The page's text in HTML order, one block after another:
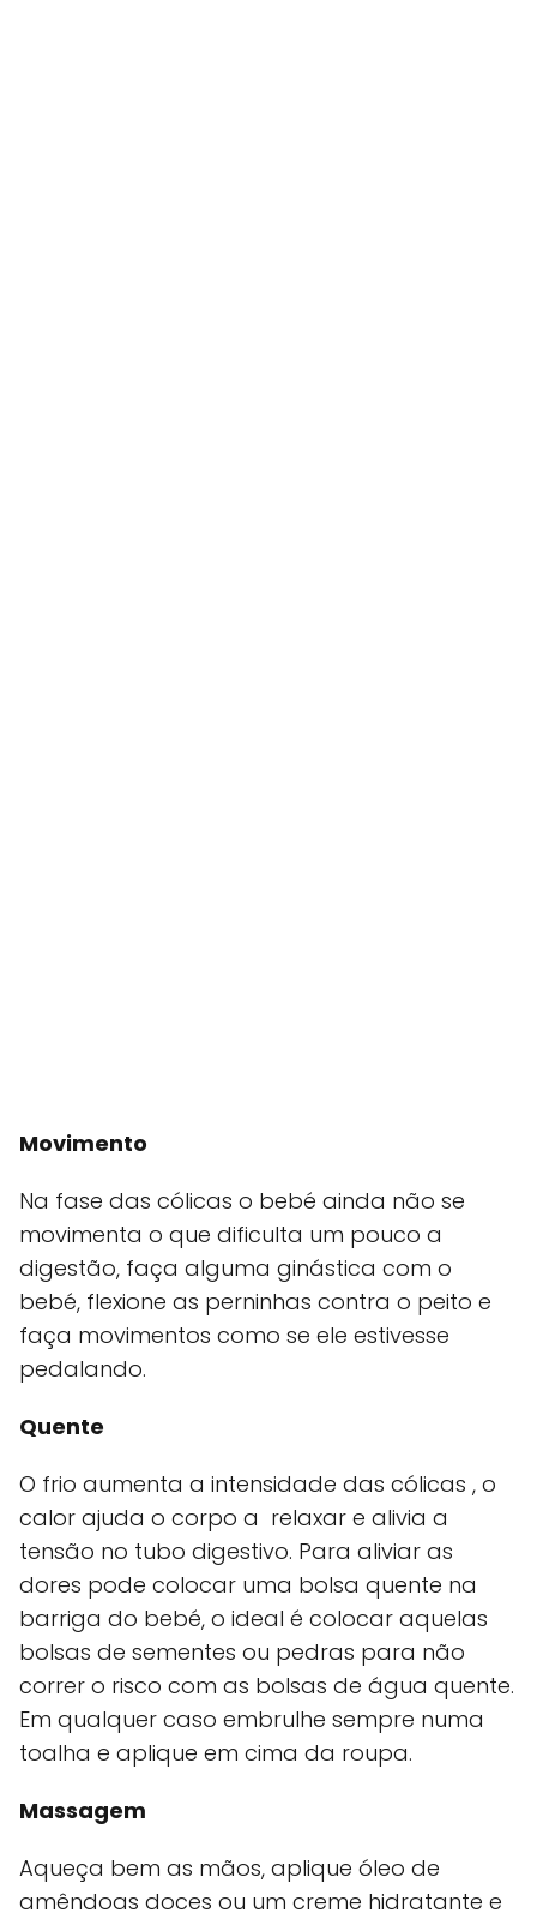
Movimento
Na fase das cólicas o bebé ainda não se
movimenta o que dificulta um pouco a
digestão, faça alguma ginástica com o
bebé, flexione as perninhas contra o peito e
faça movimentos como se ele estivesse
pedalando.
Quente
O frio aumenta a intensidade das cólicas , o
calor ajuda o corpo a relaxar e alivia a
tensão no tubo digestivo. Para aliviar as
dores pode colocar uma bolsa quente na
barriga do bebé, o ideal é colocar aquelas
bolsas de sementes ou pedras para não
correr o risco com as bolsas de água quente.
Em qualquer caso embrulhe sempre numa
toalha e aplique em cima da roupa.
Massagem
Aqueça bem as mãos, aplique óleo de
amêndoas doces ou um creme hidratante e